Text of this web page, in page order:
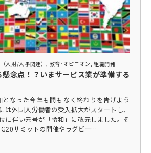
人財/人事関連） 教育･オピニオン ,組織開発
念点！？いまサービス業が準備する
なった今年も間もなく終わりを告げよう
は外国人労働者の受入拡大がスタートし、
に伴い元号が「令和」に改元しました。そ
サミットの開催やラグビー…